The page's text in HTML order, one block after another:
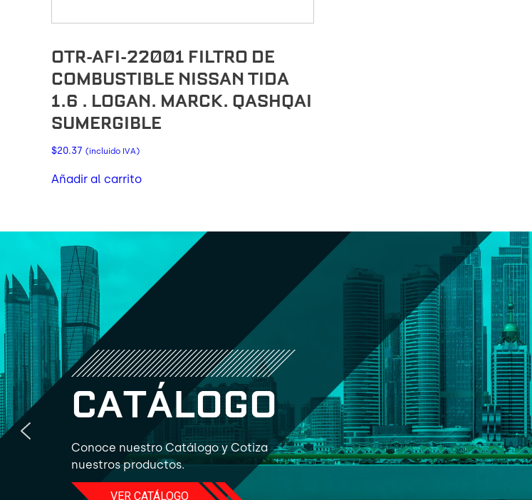
OTR-AFI-22001 FILTRO DE
COMBUSTIBLE NISSAN TIDA
1.6 . LOGAN. MARCK. QASHQAI
SUMERGIBLE
$20.37 (incluido IVA)
Añadir al carrito
CATÁLOGO
Conoce nuestro Catálogo y Cotiza
nuestros productos.
VER CATÁLOGO